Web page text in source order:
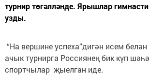
турнир төгәлләнде. Ярышлар
узды.
“На вершине успеха”дигән исем
ачык турнирга Россиянең бик күп
спортчылар җыелган иде.